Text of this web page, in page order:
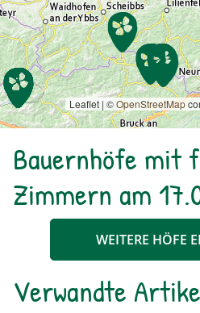
Leaflet | ©OpenStreetMap
Bauernhöfe mit
Zimmern am
WEITERE HÖFE
Verwandte